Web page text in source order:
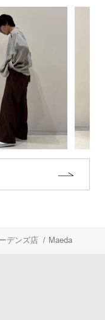
デンズ店 / Maeda